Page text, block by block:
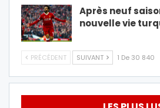
Après neuf
nouvelle vie
PRÉCÉDENT SUIVANT 1 De 30 840